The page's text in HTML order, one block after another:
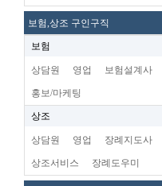
보험,상조 구인구직
보험
상담원 영업 보험설계사
홍보/마케팅
상조
상담원 영업 장례지도사
상조서비스 장례도우미